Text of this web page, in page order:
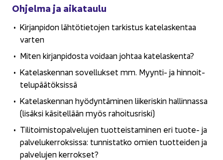
Oh­jel­ma ja ai­ka­tau­lu
Kir­jan­pi­don läh­tö­tie­to­jen tar­kis­tus ka­te­las­ken­taa
var­ten
Miten kir­jan­pi­dos­ta voi­daan joh­taa ka­te­las­ken­ta?
Ka­te­las­ken­nan so­vel­luk­set mm. Myynti-​ ja hin­noit­
te­lu­pää­tök­sis­sä
Ka­te­las­ken­nan hyö­dyn­tä­mi­nen lii­ke­ris­kin hal­lin­nas­sa
(li­säk­si kä­si­tel­lään myös ra­hoi­tus­ris­ki)
Ti­li­toi­mis­to­pal­ve­lu­jen tuot­teis­ta­mi­nen eri tuote-​ ja
pal­ve­lu­ker­rok­sis­sa: tun­nis­tat­ko omien tuot­tei­den ja
pal­ve­lu­jen ker­rok­set?